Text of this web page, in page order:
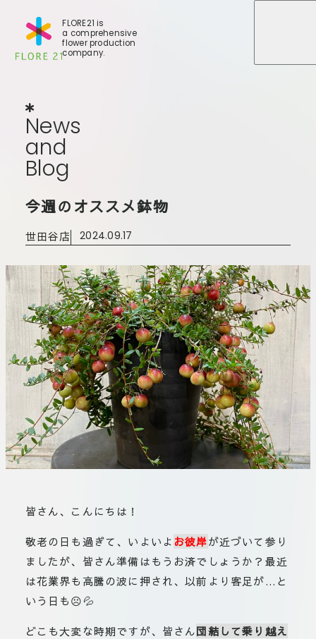
FLORE21 is
a comprehensive
flower production
company.
News
News
and
and
Blog
Blog
今週のオススメ鉢物
世田谷店 2024.09.17
皆さん、こんにちは！
敬老の日も過ぎて、いよいよ お彼岸が近づいて参り
ましたが、皆さん準備はもうお済でしょうか？最近
は花業界も高騰の波に押され、以前より客足が…と
いう日も☹💦
どこも大変な時期ですが、皆さん団結して乗り越え
大田本店
大田支店
大田新店
葛西店
板橋店
川崎加工部
会社概要
FLORE
STORY
Gallery
お取引につ
いて
お問い合わ
せ
EN
flore21
Tokyo
shokubutsu zufu
facebook